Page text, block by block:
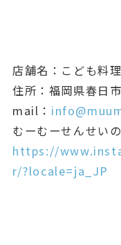
店舗名：こども料
住所：福岡県春日
mail：
むーむーせんせい
https://
r/?locale=ja_JP